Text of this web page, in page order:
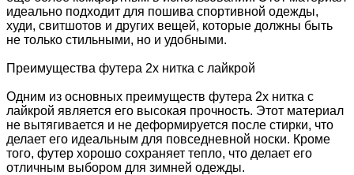
идеально подходит для пошива спортивной одежды,
худи, свитшотов и других вещей, которые должны быть
не только стильными, но и удобными.
Преимущества футера 2х нитка с лайкрой
Одним из основных преимуществ футера 2х нитка с
лайкрой является его высокая прочность. Этот материал
не вытягивается и не деформируется после стирки, что
делает его идеальным для повседневной носки. Кроме
того, футер хорошо сохраняет тепло, что делает его
отличным выбором для зимней одежды.